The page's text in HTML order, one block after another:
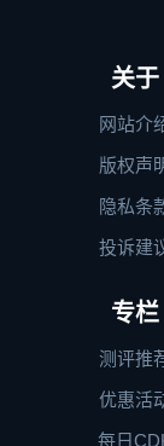
关于
网站介
版权声
隐私条
投诉建
专栏
测评推
优惠活
每日